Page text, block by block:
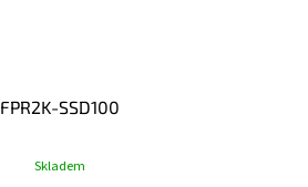
FPR2K-SSD100
Skladem